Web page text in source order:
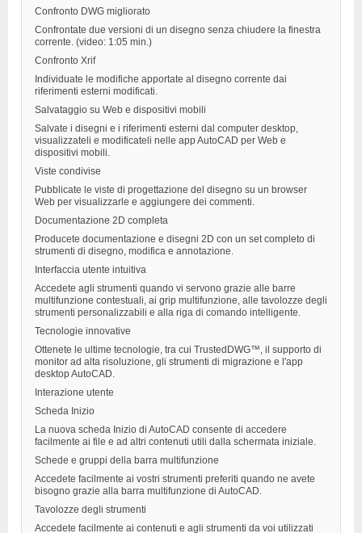
Confronto DWG migliorato
Confrontate due versioni di un disegno senza chiudere la finestra
corrente. (video: 1:05 min.)
Confronto Xrif
Individuate le modifiche apportate al disegno corrente dai
riferimenti esterni modificati.
Salvataggio su Web e dispositivi mobili
Salvate i disegni e i riferimenti esterni dal computer desktop,
visualizzateli e modificateli nelle app AutoCAD per Web e
dispositivi mobili.
Viste condivise
Pubblicate le viste di progettazione del disegno su un browser
Web per visualizzarle e aggiungere dei commenti.
Documentazione 2D completa
Producete documentazione e disegni 2D con un set completo di
strumenti di disegno, modifica e annotazione.
Interfaccia utente intuitiva
Accedete agli strumenti quando vi servono grazie alle barre
multifunzione contestuali, ai grip multifunzione, alle tavolozze degli
strumenti personalizzabili e alla riga di comando intelligente.
Tecnologie innovative
Ottenete le ultime tecnologie, tra cui TrustedDWG™, il supporto di
monitor ad alta risoluzione, gli strumenti di migrazione e l'app
desktop AutoCAD.
Interazione utente
Scheda Inizio
La nuova scheda Inizio di AutoCAD consente di accedere
facilmente ai file e ad altri contenuti utili dalla schermata iniziale.
Schede e gruppi della barra multifunzione
Accedete facilmente ai vostri strumenti preferiti quando ne avete
bisogno grazie alla barra multifunzione di AutoCAD.
Tavolozze degli strumenti
Accedete facilmente ai contenuti e agli strumenti da voi utilizzati